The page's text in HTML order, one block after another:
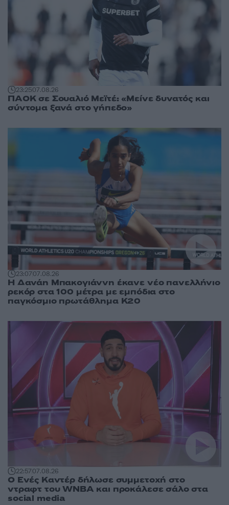
23:2507.08.26
ΠΑΟΚ σε Σουαλιό Μεϊτέ: «Μείνε δυνατός και
σύντομα ξανά στο γήπεδο»
23:0707.08.26
Η Δανάη Μπακογιάννη έκανε νέο πανελλήνιο
ρεκόρ στα 100 μέτρα με εμπόδια στο
παγκόσμιο πρωτάθλημα Κ20
22:5707.08.26
Ο Ενές Καντέρ δήλωσε συμμετοχή στο
ντραφτ του WNBA και προκάλεσε σάλο στα
social media